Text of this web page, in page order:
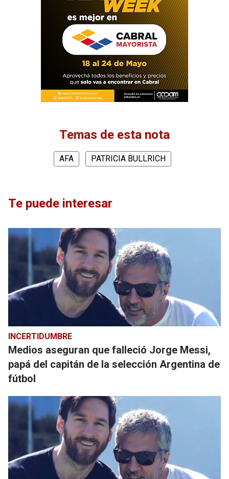
Temas de esta nota
AFA PATRICIA BULLRICH
Te puede interesar
INCERTIDUMBRE
Medios aseguran que falleció Jorge Messi,
papá del capitán de la selección Argentina de
fútbol